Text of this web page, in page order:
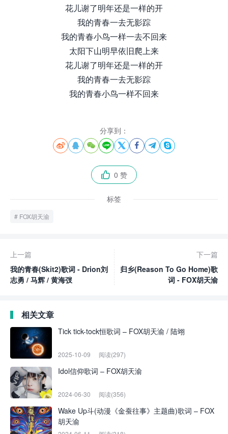
花儿谢了明年还是一样的开
我的青春一去无影踪
我的青春小鸟一样一去不回来
太阳下山明早依旧爬上来
花儿谢了明年还是一样的开
我的青春一去无影踪
我的青春小鸟一样不回来
分享到：
       
 0 赞
标签
FOX胡天渝
上一篇
我的青春(Skit2)歌词 - Drion刘
志勇 / 马辉 / 黄海弢
下一篇
归乡(Reason To Go Home)歌
词 - FOX胡天渝
相关文章
Tick tick-tock恒歌词 – FOX胡天渝 / 陆翊
2025-10-09 阅读(297)
Idol信仰歌词 – FOX胡天渝
2024-06-30 阅读(356)
Wake Up斗(动漫《金蚕往事》主题曲)歌词 – FOX
胡天渝